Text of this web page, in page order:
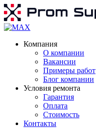
Компания
О компании
Вакансии
Примеры работ
Блог компании
Условия ремонта
Гарантия
Оплата
Стоимость
Контакты